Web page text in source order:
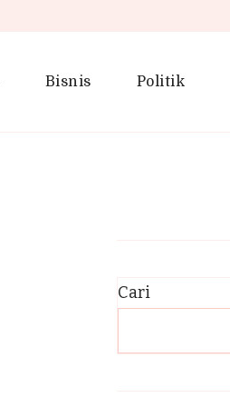
Bisnis Politik
Cari